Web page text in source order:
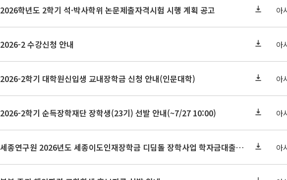
2026학년도 2학기 석·박사학위 논문제출자격시험 시행 계획 공고 아
2026-2 수강신청 안내 아
2026-2학기 대학원신입생 교내장학금 신청 안내(인문대학) 아
2026-2학기 순득장학재단 장학생(23기) 선발 안내(~7/27 10:00) 아
세종연구원 2026년도 세종이도인재장학금 디딤돌 장학사업 학자금대출 관련분야(원금상환, 이자지원) 신청 사업 안내 아